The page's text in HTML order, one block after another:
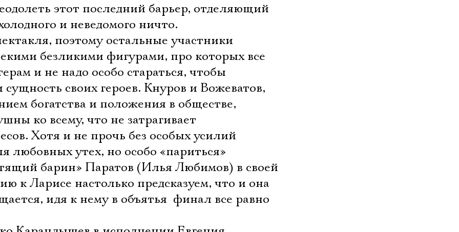
этот последний барьер, отделяющий
и неведомого ничто.
поэтому остальные участники
безликими фигурами, про которых все
и не надо особо стараться, чтобы
своих героев. Кнуров и Вожеватов,
богатства и положения в обществе,
ко всему, что не затрагивает
Хотя и не прочь без особых усилий
любовных утех, но особо «париться»
барин» Паратов (Илья Любимов) в своей
к Ларисе настолько предсказуем, что и она
идя к нему в объятья  финал все равно